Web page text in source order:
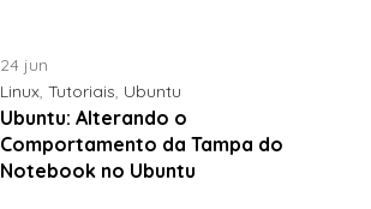
24 jun
Linux, Tutoriais, Ubuntu
Ubuntu: Alterando o
Comportamento da Tampa do
Notebook no Ubuntu